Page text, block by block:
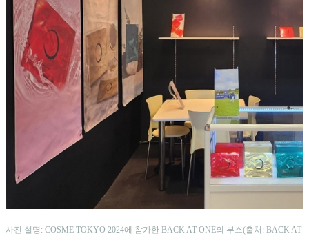
사진 설명: COSME TOKYO 2024에 참가한 BACK AT ONE의 부스(출처: BACK AT